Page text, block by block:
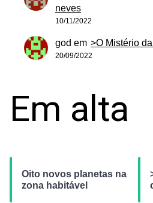
neves
10/11/2022
god em >O Mistério
20/09/2022
Em alta
Oito novos planetas na
zona habitável